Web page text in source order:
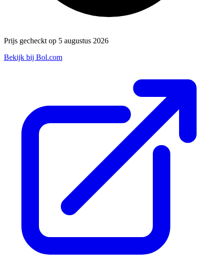
Prijs gecheckt op 5 augustus 2026
Bekijk bij Bol.com